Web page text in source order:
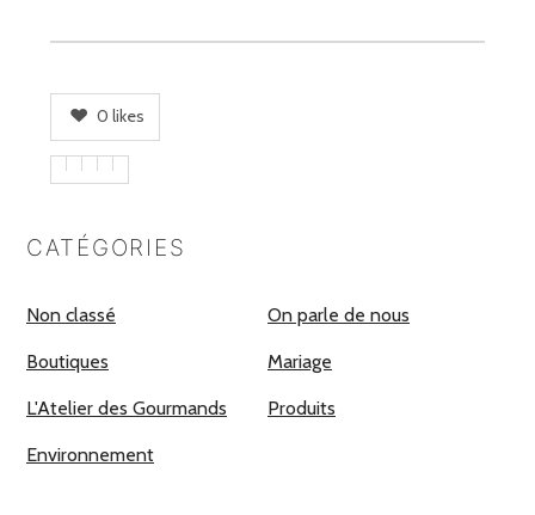
0 likes
CATÉGORIES
Non classé On parle de nous
Boutiques Mariage
L'Atelier des Gourmands Produits
Environnement